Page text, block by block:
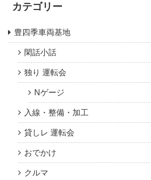
カテゴリー
豊四季車両基地
閑話小話
独り 運転会
Nゲージ
入線・整備・加工
貸しレ 運転会
おでかけ
クルマ